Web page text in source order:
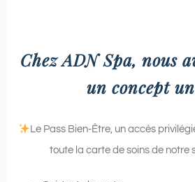
Chez ADN Spa, nous
un concept
Le Pass Bien-Être, un accès
toute la carte de soins de notre